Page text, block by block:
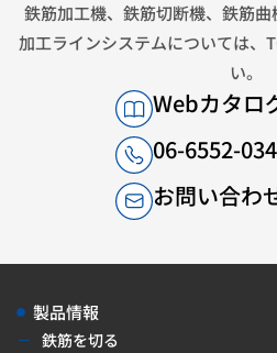
鉄筋加工機、鉄筋切断機、鉄筋
加工ラインシステムについては、
い。
Webカタロ
06-6552-
お問い合わ
製品情報
鉄筋を切る